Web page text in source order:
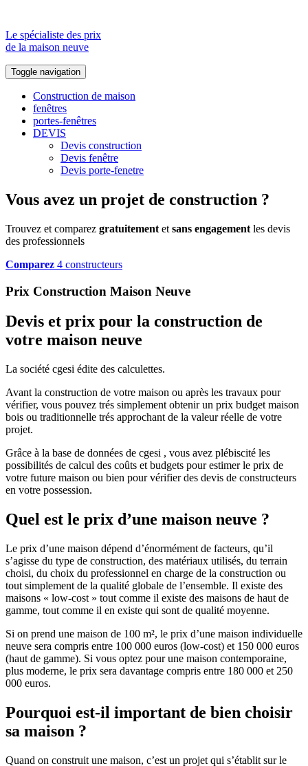
Le spécialiste des prix
de la maison neuve
Toggle navigation
Construction de maison
fenêtres
portes-fenêtres
DEVIS
Devis construction
Devis fenêtre
Devis porte-fenetre
Vous avez un projet de construction ?
Trouvez et comparez gratuitement et sans engagement les devis
des professionnels
Comparez 4 constructeurs
Prix Construction Maison Neuve
Devis et prix pour la construction de
votre maison neuve
La société cgesi édite des calculettes.
Avant la construction de votre maison ou après les travaux pour
vérifier, vous pouvez trés simplement obtenir un prix budget maison
bois ou traditionnelle trés approchant de la valeur réelle de votre
projet.
Grâce à la base de données de cgesi , vous avez plébiscité les
possibilités de calcul des coûts et budgets pour estimer le prix de
votre future maison ou bien pour vérifier des devis de constructeurs
en votre possession.
Quel est le prix d’une maison neuve ?
Le prix d’une maison dépend d’énormément de facteurs, qu’il
s’agisse du type de construction, des matériaux utilisés, du terrain
choisi, du choix du professionnel en charge de la construction ou
tout simplement de la qualité globale de l’ensemble. Il existe des
maisons « low-cost » tout comme il existe des maisons de haut de
gamme, tout comme il en existe qui sont de qualité moyenne.
Si on prend une maison de 100 m², le prix d’une maison individuelle
neuve sera compris entre 100 000 euros (low-cost) et 150 000 euros
(haut de gamme). Si vous optez pour une maison contemporaine,
plus moderne, le prix sera davantage compris entre 180 000 et 250
000 euros.
Pourquoi est-il important de bien choisir
sa maison ?
Quand on construit une maison, c’est un projet qui s’établit sur le